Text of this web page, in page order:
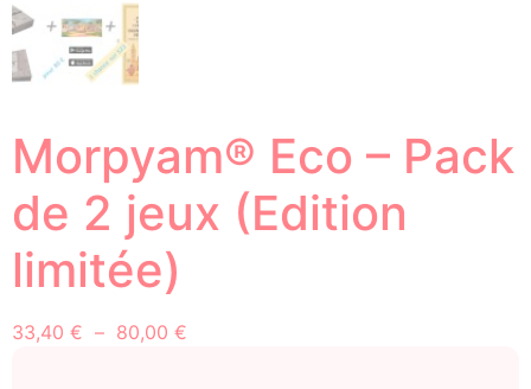
Morpyam® Eco – Pack
de 2 jeux (Edition
limitée)
33,40 € – 80,00 €